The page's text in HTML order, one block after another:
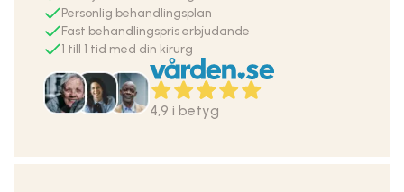
Personlig behandlingsplan
Fast behandlingspris erbjudande
1 till 1 tid med din kirurg
4,9 i betyg